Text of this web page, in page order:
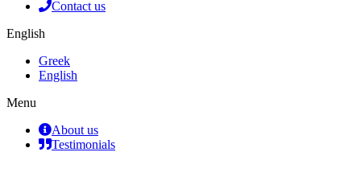
Contact us
English
Greek
English
Menu
About us
Testimonials